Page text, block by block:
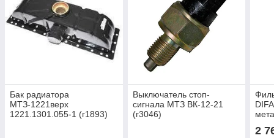
Бак радиатора
МТЗ-1221верх
1221.1301.055-1 (г1893)
Выключатель стоп-
сигнала МТЗ ВК-12-21
(г3046)
2